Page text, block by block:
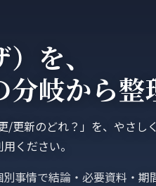
を、
分岐から整
/更新のどれ？」を、やさし
ください。
事情で結論・必要資料・期